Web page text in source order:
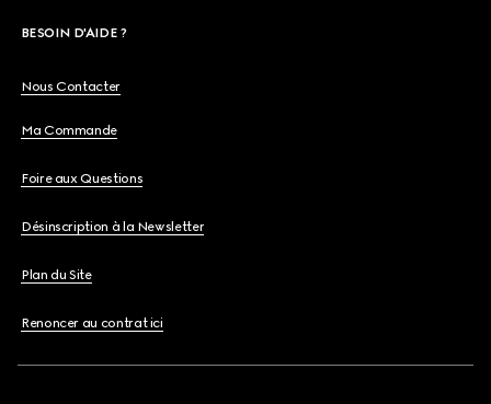
BESOIN D'AIDE ?
Nous Contacter
Ma Commande
Foire aux Questions
Désinscription à la Newsletter
Plan du Site
Renoncer au contrat ici